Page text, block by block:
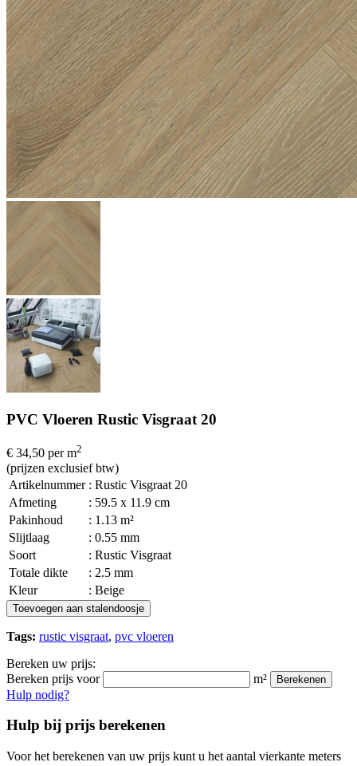
PVC Vloeren Rustic Visgraat 20
€ 34,50 per m2
(prijzen exclusief btw)
Artikelnummer : Rustic Visgraat 20
Afmeting
: 59.5 x 11.9 cm
Pakinhoud
: 1.13 m²
Slijtlaag
: 0.55 mm
Soort
: Rustic Visgraat
Totale dikte
: 2.5 mm
Kleur
: Beige
Toevoegen aan stalendoosje
Tags: rustic visgraat, pvc vloeren
Bereken uw prijs:
Bereken prijs voor
m² Berekenen
Hulp nodig?
Hulp bij prijs berekenen
Voor het berekenen van uw prijs kunt u het aantal vierkante meters